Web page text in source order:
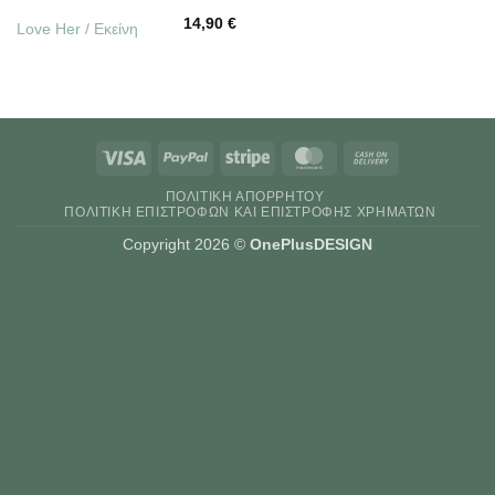
Love Her / Εκείνη 14,90€
Visa PayPal Stripe MasterCard
Delivery
ΠΟΛΙΤΙΚΉ ΑΠΟΡΡΉΤΟΥ
ΠΟΛΙΤΙΚΉ ΕΠΙΣΤΡΟΦΏΝ ΚΑΙ ΕΠΙΣΤΡΟΦΉΣ ΧΡΗΜΆΤΩΝ
Copyright 2026 © OnePlusDESIGN